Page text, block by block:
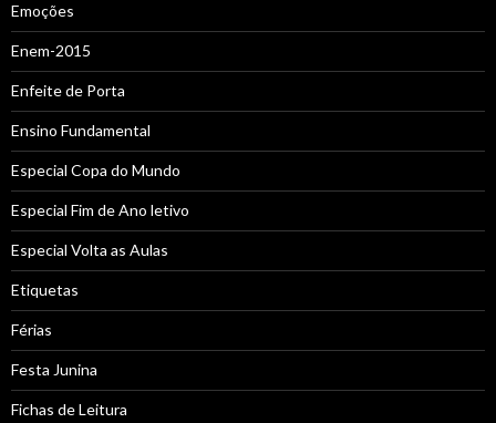
Emoções
Enem-2015
Enfeite de Porta
Ensino Fundamental
Especial Copa do Mundo
Especial Fim de Ano letivo
Especial Volta as Aulas
Etiquetas
Férias
Festa Junina
Fichas de Leitura